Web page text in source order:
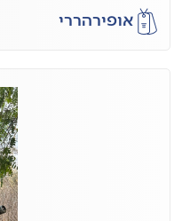
אופירהררי